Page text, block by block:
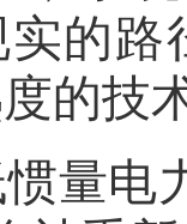
的路
的技
量电